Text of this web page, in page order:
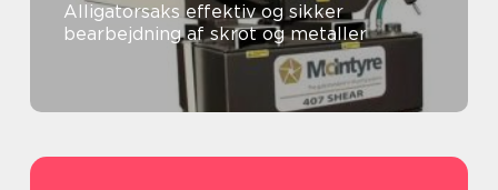
Alligatorsaks effektiv og sikker
bearbejdning af skrot og metaller